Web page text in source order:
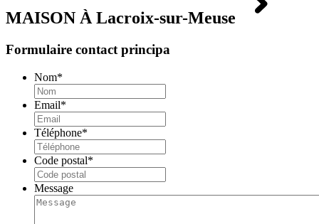
MAISON À Lacroix-sur-Meuse
Formulaire contact principa
Nom*
Email*
Téléphone*
Code postal*
Message